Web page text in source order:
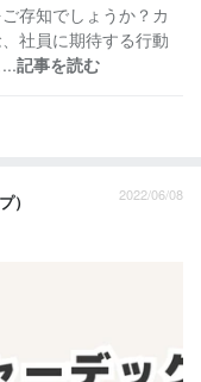
存知でしょうか？カ
社員に期待する行動
記事を読む
） 2022/06/08